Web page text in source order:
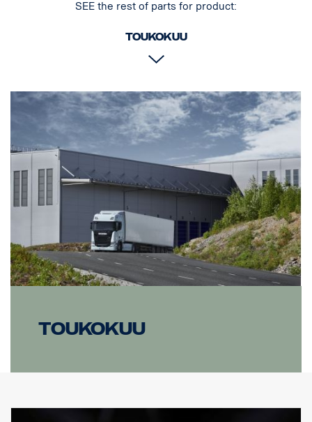
SEE the rest of parts for product:
Toukokuu
Toukokuu